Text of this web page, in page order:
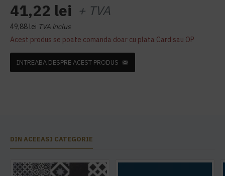
41,22 lei + TVA
49,88 lei TVA inclus
Acest produs se poate comanda doar cu plata Card sau OP
INTREABA DESPRE ACEST PRODUS
DIN ACEEASI CATEGORIE